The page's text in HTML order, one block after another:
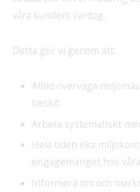
våra kunders vardag.
Detta gör vi genom att:
Alltid överväga
beslut.
Arbeta systematiskt
Hela tiden öka
engagemanget hos
Informera om och